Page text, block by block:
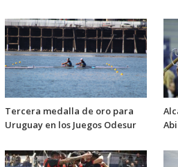
Tercera medalla de oro para
Uruguay en los Juegos Odesur